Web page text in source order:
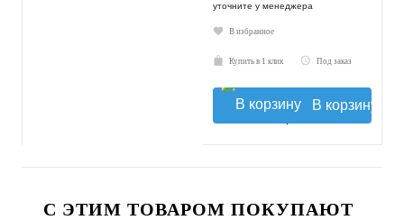
уточните у менеджера
В избранное
Купить в 1 клик Под заказ
В корзину
С ЭТИМ ТОВАРОМ ПОКУПАЮТ